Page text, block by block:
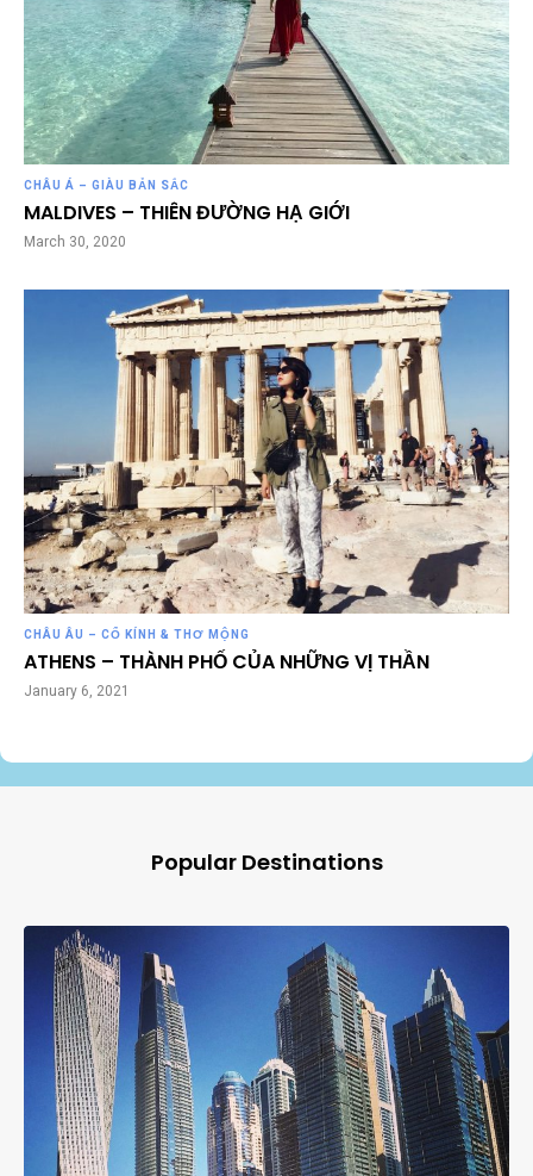
CHÂU Á – GIÀU BẢN SẮC
MALDIVES – THIÊN ĐƯỜNG HẠ GIỚI
March 30, 2020
CHÂU ÂU – CỔ KÍNH & THƠ MỘNG
ATHENS – THÀNH PHỐ CỦA NHỮNG VỊ THẦN
January 6, 2021
Popular Destinations